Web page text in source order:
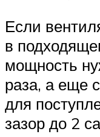
Если
в
мощность
раза, а еще
для
зазор до 2